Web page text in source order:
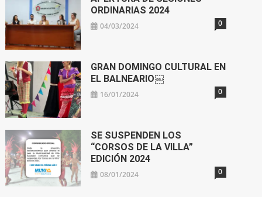
ORDINARIAS 2024
04/03/2024 0
GRAN DOMINGO CULTURAL EN
EL BALNEARIO￼
16/01/2024 0
SE SUSPENDEN LOS
“CORSOS DE LA VILLA”
EDICIÓN 2024
08/01/2024 0